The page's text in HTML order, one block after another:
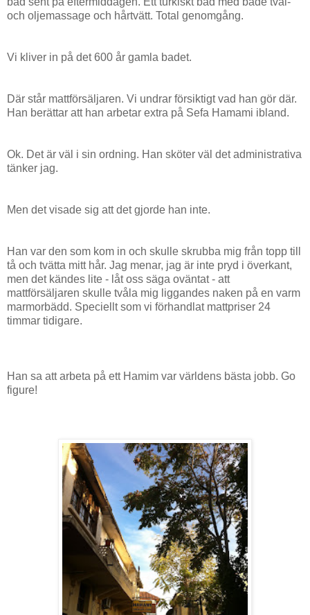
och oljemassage och hårtvätt. Total genomgång.
Vi kliver in på det 600 år gamla badet.
Där står mattförsäljaren. Vi undrar försiktigt vad han gör där.
Han berättar att han arbetar extra på Sefa Hamami ibland.
Ok. Det är väl i sin ordning. Han sköter väl det administrativa
tänker jag.
Men det visade sig att det gjorde han inte.
Han var den som kom in och skulle skrubba mig från topp till
tå och tvätta mitt hår. Jag menar, jag är inte pryd i överkant,
men det kändes lite - låt oss säga oväntat - att
mattförsäljaren skulle tvåla mig liggandes naken på en varm
marmorbädd. Speciellt som vi förhandlat mattpriser 24
timmar tidigare.
Han sa att arbeta på ett Hamim var världens bästa jobb. Go
figure!